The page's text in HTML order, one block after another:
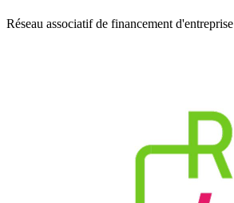
Réseau associatif de financement d'entreprise